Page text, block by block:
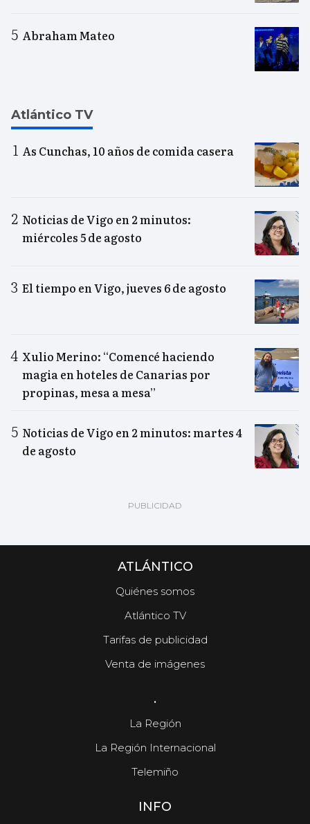
Abraham Mateo
Atlántico TV
As Cunchas, 10 años de comida casera
Noticias de Vigo en 2 minutos:
miércoles 5 de agosto
El tiempo en Vigo, jueves 6 de agosto
Xulio Merino: “Comencé haciendo
magia en hoteles de Canarias por
propinas, mesa a mesa”
Noticias de Vigo en 2 minutos: martes 4
de agosto
ATLÁNTICO
Quiénes somos
Atlántico TV
Tarifas de publicidad
Venta de imágenes
.
La Región
La Región Internacional
Telemiño
INFO